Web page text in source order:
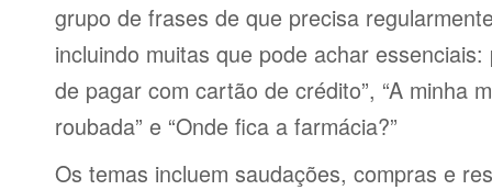
grupo de frases de que precisa
incluindo muitas que pode achar essenciais:
de pagar com cartão de crédito”, “A minha
roubada” e “Onde fica a farmácia?”
Os temas incluem saudações, compras e